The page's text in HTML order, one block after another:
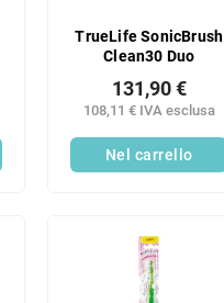
TrueLife SonicBrush
Clean30 Duo
108,11 € IVA esclusa
131,90 €
Nel carrello